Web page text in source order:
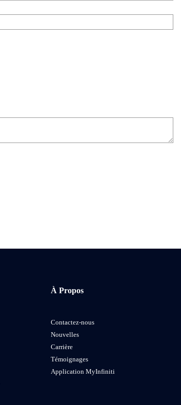
À Propos
Contactez-nous
Nouvelles
Carrière
Témoignages
Application MyInfiniti